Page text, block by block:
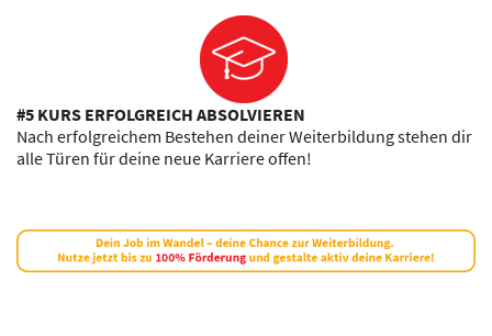
#5 KURS ERFOLGREICH ABSOLVIEREN
Nach erfolgreichem Bestehen deiner Weiterbildung stehen dir
alle Türen für deine neue Karriere offen!